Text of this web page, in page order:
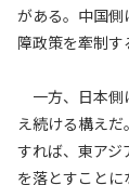
がある。中国側
障政策を牽制す
一方、日本側
え続ける構え
すれば、東ア
を落とすこと